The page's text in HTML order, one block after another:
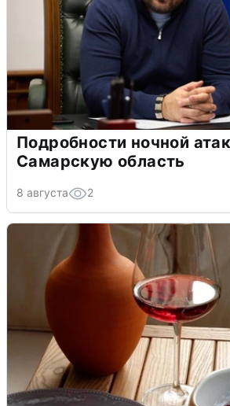
Подробности ночной
Самарскую область
8 августа 2